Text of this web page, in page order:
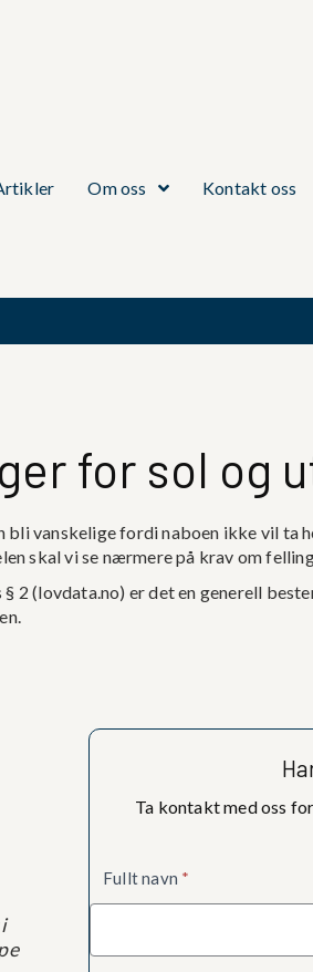
Om oss Kontakt oss
for sol og
vanskelige fordi naboen ikke vil ta
skal vi se nærmere på krav om
2 (lovdata.no) er det en generell
Ta kontakt med oss
Fullt navn *